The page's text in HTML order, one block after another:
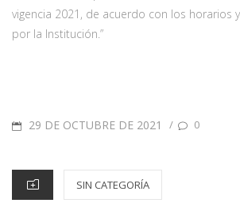
vigencia 2021, de acuerdo con los horarios
por la Institución.”
29 DE OCTUBRE DE 2021 / 0
SIN CATEGORÍA